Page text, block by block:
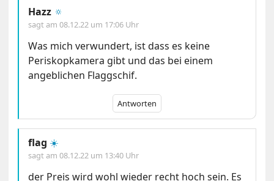
Hazz 🔅
sagt am08.12.22 um 17:06 Uhr
Was mich verwundert, ist dass es keine
Periskopkamera gibt und das bei einem
angeblichen Flaggschif.
Antworten
flag ☀️
sagt am08.12.22 um 13:40 Uhr
der Preis wird wohl wieder recht hoch sein. Es